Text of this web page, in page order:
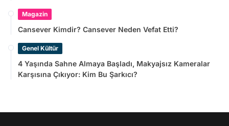
Magazin
Cansever Kimdir? Cansever Neden Vefat Etti?
Genel Kültür
4 Yaşında Sahne Almaya Başladı, Makyajsız Kameralar
Karşısına Çıkıyor: Kim Bu Şarkıcı?